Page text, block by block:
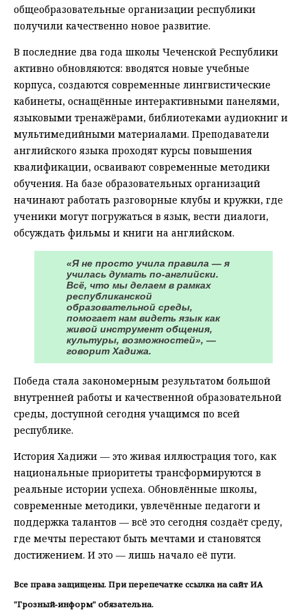
общеобразовательные организации республики
получили качественно новое развитие.
В последние два года школы Чеченской Республики
активно обновляются: вводятся новые учебные
корпуса, создаются современные лингвистические
кабинеты, оснащённые интерактивными панелями,
языковыми тренажёрами, библиотеками аудиокниг и
мультимедийными материалами. Преподаватели
английского языка проходят курсы повышения
квалификации, осваивают современные методики
обучения. На базе образовательных организаций
начинают работать разговорные клубы и кружки, где
ученики могут погружаться в язык, вести диалоги,
обсуждать фильмы и книги на английском.
«Я не просто учила правила — я
училась думать по-английски.
Всё, что мы делаем в рамках
республиканской
образовательной среды,
помогает нам видеть язык как
живой инструмент общения,
культуры, возможностей», —
говорит Хадижа.
Победа стала закономерным результатом большой
внутренней работы и качественной образовательной
среды, доступной сегодня учащимся по всей
республике.
История Хадижи — это живая иллюстрация того, как
национальные приоритеты трансформируются в
реальные истории успеха. Обновлённые школы,
современные методики, увлечённые педагоги и
поддержка талантов — всё это сегодня создаёт среду,
где мечты перестают быть мечтами и становятся
достижением. И это — лишь начало её пути.
Все права защищены. При перепечатке ссылка на сайт ИА
"Грозный-информ" обязательна.